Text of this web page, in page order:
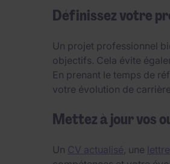
Définissez votre
Un projet professionnel
objectifs. Cela évite
En prenant le temps de
votre évolution de
Mettez à jour vos
Un CV actualisé, une